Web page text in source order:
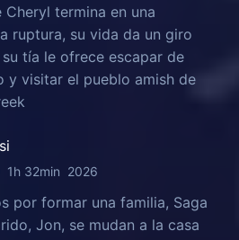
Cheryl termina en una
ruptura, su vida da un giro
tía le ofrece escapar de
y visitar el pueblo amish de
1h 32min 2026
por formar una familia, Saga
Jon, se mudan a la casa